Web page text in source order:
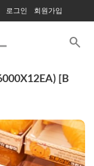
로그인 회원가입
search
[B